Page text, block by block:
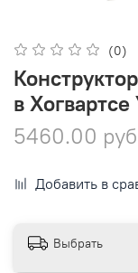
(0)
в
5460.00 руб
Добавить в
Выбрать